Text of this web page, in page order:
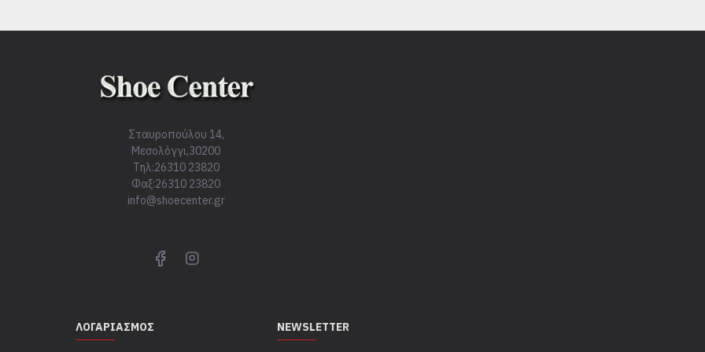
Σταυροπούλου 14,
Μεσολόγγι,30200
Τηλ:26310 23820
Φαξ:26310 23820
info@shoecenter.gr
ΛΟΓΑΡΙΑΣΜΌΣ NEWSLETTER